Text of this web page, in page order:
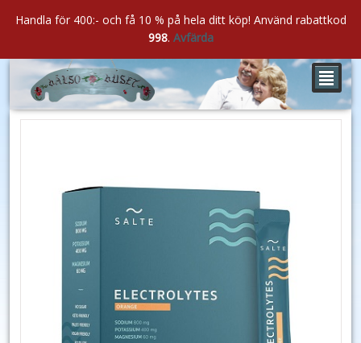
²
Handla för 400:- och få 10 % på hela ditt köp! Använd rabattkod
998. Avfärda